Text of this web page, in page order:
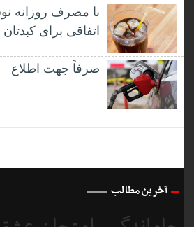
با مصرف روزانه
اتفاقی برای کبدتان
صرفاً جهت اطلاع
آخرین مطالب